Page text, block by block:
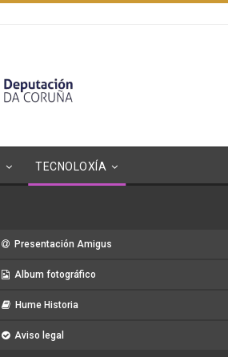
TECNOLOXÍA
Presentación Amigus
Album fotográfico
Hume Historia
Aviso legal